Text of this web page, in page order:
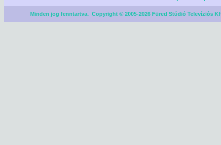
Minden jog fenntartva. Copyright © 2005-2026 Füred Stúdió Televíziós